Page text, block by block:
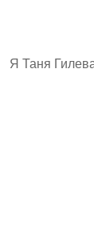
Я Таня